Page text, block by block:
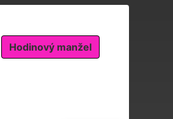
Hodinový manžel